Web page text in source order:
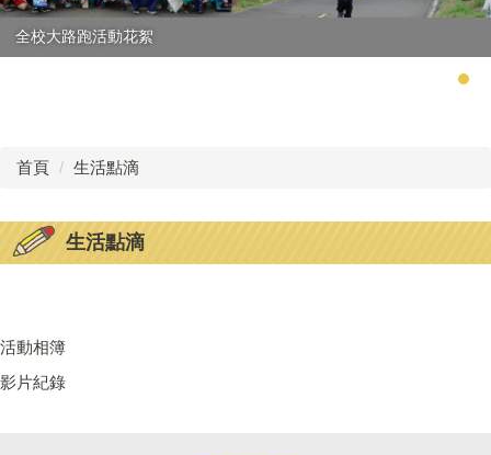
全校大路跑活動花絮
首頁 生活點滴
生活點滴
活動相簿
影片紀錄